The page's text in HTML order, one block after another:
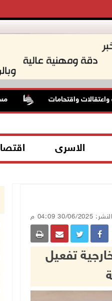
واقتحامات مستعمرون
الاسرى
2025 04:09 م
تفعيل